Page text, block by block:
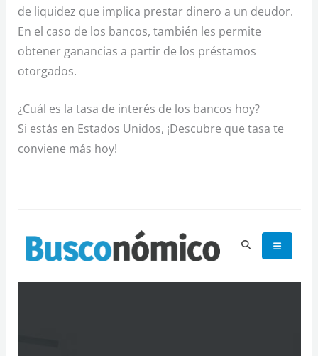
de liquidez que implica prestar dinero a un deudor.
En el caso de los bancos, también les permite
obtener ganancias a partir de los préstamos
otorgados.
¿Cuál es la tasa de interés de los bancos hoy?
Si estás en Estados Unidos, ¡Descubre que tasa te
conviene más hoy!